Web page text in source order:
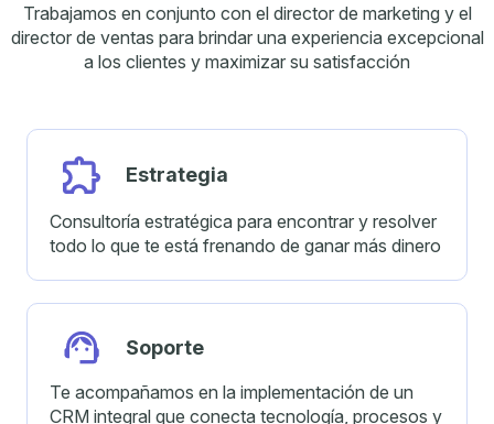
Trabajamos en conjunto con el director de marketing y el
director de ventas para brindar una experiencia excepcional
a los clientes y maximizar su satisfacción
Estrategia
Consultoría estratégica para encontrar y resolver
todo lo que te está frenando de ganar más dinero
Soporte
Te acompañamos en la implementación de un
CRM integral que conecta tecnología, procesos y